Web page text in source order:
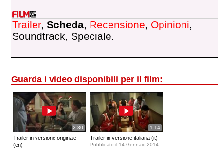
Trailer, Scheda, Recensione, Opinioni,
Soundtrack, Speciale.
Guarda i video disponibili per il film:
2:30
Trailer in versione originale
(en)
1:14
Trailer in versione italiana (it)
Pubblicato il 14 Gennaio 2014